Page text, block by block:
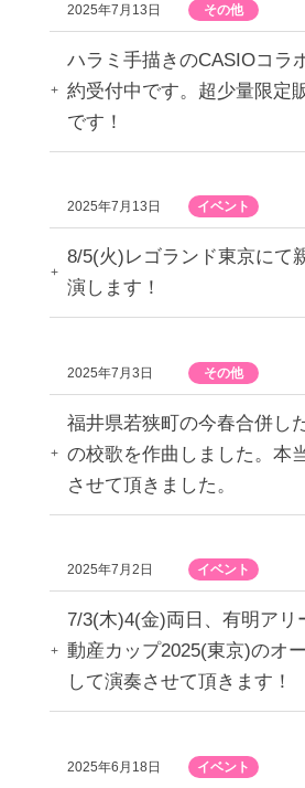
2025年7月13日 その他
ハラミ手描きのCASIOコラ
約受付中です。超少量限定
です！
2025年7月13日 イベント
8/5(火)レゴランド東京にて
演します！
2025年7月3日 その他
福井県若狭町の今春合併し
の校歌を作曲しました。本
させて頂きました。
2025年7月2日 イベント
7/3(木)4(金)両日、有明アリ
動産カップ2025(東京)のオ
して演奏させて頂きます！
2025年6月18日 イベント